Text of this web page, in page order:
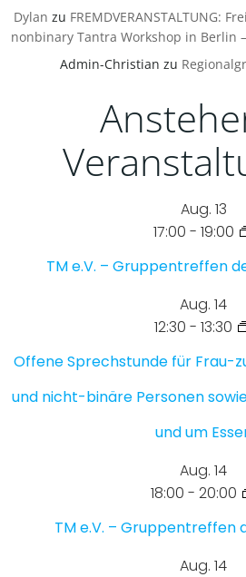
Dylan zu FREMDVERANSTALTUNG:
nonbinary Tantra Workshop in Berlin
Admin-Christian zu
Aug. 13
17:00 - 19:00
TM e.V. – Gruppentreffen
Aug. 14
12:30 - 13:30
Offene Sprechstunde für Frau-
und nicht-binäre Personen
und um
Aug. 14
18:00 - 20:00
TM e.V. – Gruppentreffen
Aug. 14